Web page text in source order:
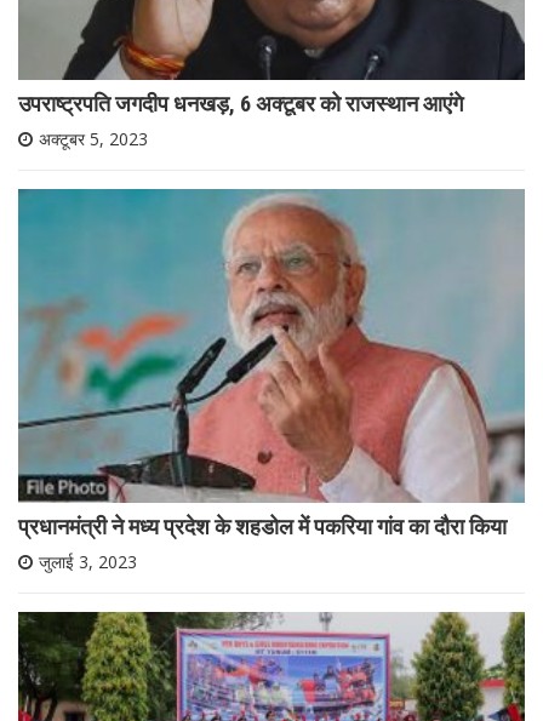
उपराष्ट्रपति जगदीप धनखड़, 6 अक्टूबर को राजस्थान आएंगे
अक्टूबर 5, 2023
प्रधानमंत्री ने मध्य प्रदेश के शहडोल में पकरिया गांव का दौरा किया
जुलाई 3, 2023